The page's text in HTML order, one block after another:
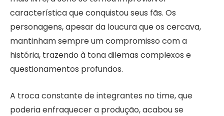
característica que conquistou seus fãs. Os
personagens, apesar da loucura que os cercava,
mantinham sempre um compromisso com a
história, trazendo à tona dilemas complexos e
questionamentos profundos.
A troca constante de integrantes no time, que
poderia enfraquecer a produção, acabou se